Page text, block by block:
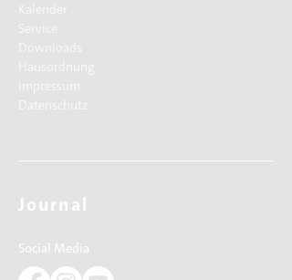
Kalender
Service
Downloads
Hausordnung
Impressum
Datenschutz
Journal
Social Media